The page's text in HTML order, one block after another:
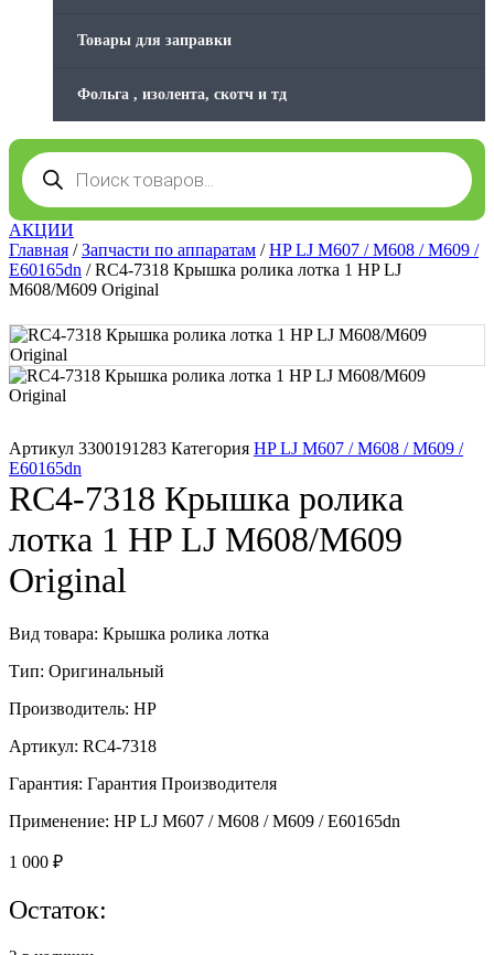
Товары для заправки
Фольга , изолента, скотч и тд
Поиск
товаров
АКЦИИ
Главная /Запчасти по аппаратам /HP LJ M607 / M608 / M609 /
E60165dn / RC4-7318 Крышка ролика лотка 1 HP LJ
M608/M609 Original
Артикул 3300191283 Категория HP LJ M607 / M608 / M609 /
E60165dn
RC4-7318 Крышка ролика
лотка 1 HP LJ M608/M609
Original
Вид товара: Крышка ролика лотка
Тип: Оригинальный
Производитель: HP
Артикул: RC4-7318
Гарантия: Гарантия Производителя
Применение: HP LJ M607 / M608 / M609 / E60165dn
1 000 ₽
Остаток: